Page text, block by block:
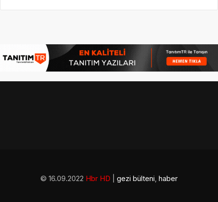
© 16.09.2022 Hbr HD gezi bülteni haber